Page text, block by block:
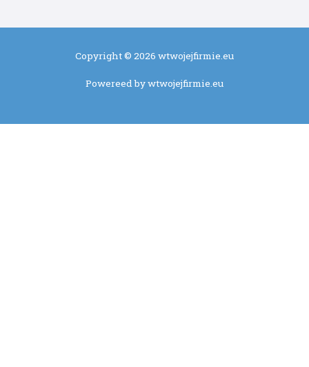
Copyright © 2026 wtwojejfirmie.eu
Powereed by wtwojejfirmie.eu